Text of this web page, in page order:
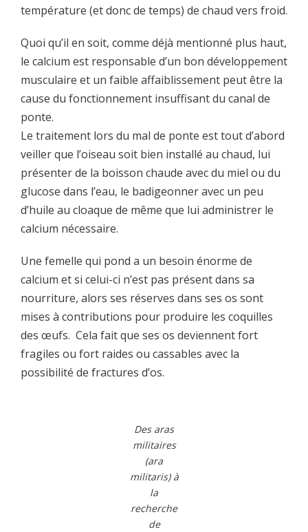
température (et donc de temps) de chaud vers froid.
Quoi qu’il en soit, comme déjà mentionné plus haut,
le calcium est responsable d’un bon développement
musculaire et un faible affaiblissement peut être la
cause du fonctionnement insuffisant du canal de
ponte.
Le traitement lors du mal de ponte est tout d’abord
veiller que l’oiseau soit bien installé au chaud, lui
présenter de la boisson chaude avec du miel ou du
glucose dans l’eau, le badigeonner avec un peu
d’huile au cloaque de même que lui administrer le
calcium nécessaire.
Une femelle qui pond a un besoin énorme de
calcium et si celui-ci n’est pas présent dans sa
nourriture, alors ses réserves dans ses os sont
mises à contributions pour produire les coquilles
des œufs. Cela fait que ses os deviennent fort
fragiles ou fort raides ou cassables avec la
possibilité de fractures d’os.
Des aras
militaires
(ara
militaris) à
la
recherche
de